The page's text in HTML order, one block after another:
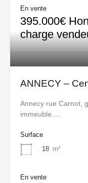
En vente
395.000€
charge
ANNECY –
Annecy rue Carnot,
immeuble.…
Surface
18 m²
En vente